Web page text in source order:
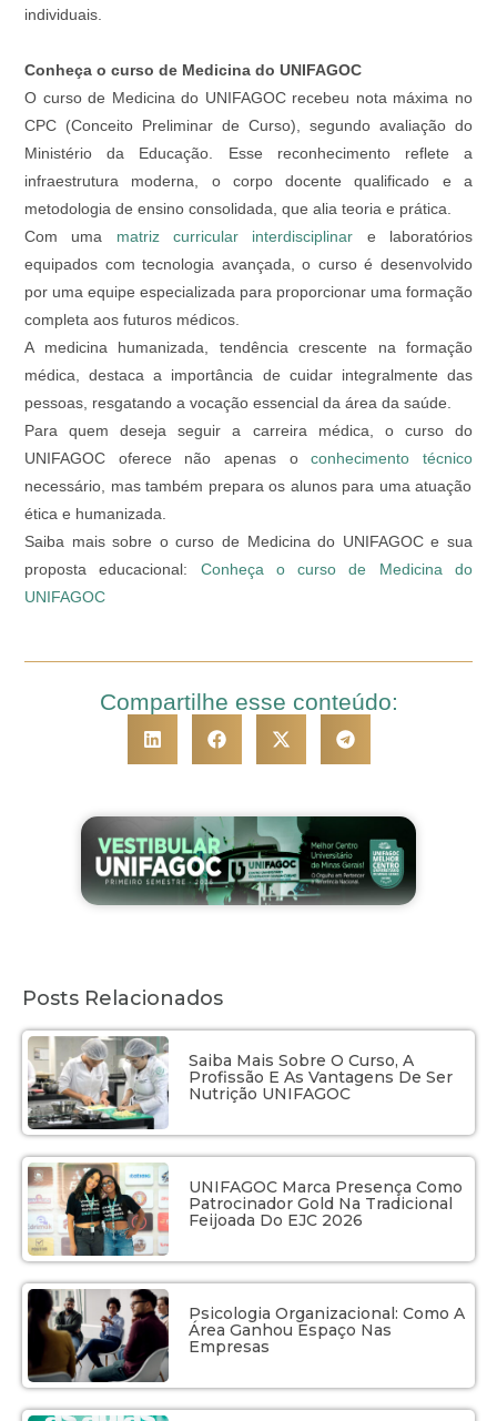
individuais.
Conheça o curso de Medicina do UNIFAGOC
O curso de Medicina do UNIFAGOC recebeu nota máxima no
CPC (Conceito Preliminar de Curso), segundo avaliação do
Ministério da Educação. Esse reconhecimento reflete a
infraestrutura moderna, o corpo docente qualificado e a
metodologia de ensino consolidada, que alia teoria e prática.
Com uma matriz curricular interdisciplinar e laboratórios
equipados com tecnologia avançada, o curso é desenvolvido
por uma equipe especializada para proporcionar uma formação
completa aos futuros médicos.
A medicina humanizada, tendência crescente na formação
médica, destaca a importância de cuidar integralmente das
pessoas, resgatando a vocação essencial da área da saúde.
Para quem deseja seguir a carreira médica, o curso do
UNIFAGOC oferece não apenas oconhecimento técnico
necessário, mas também prepara os alunos para uma atuação
ética e humanizada.
Saiba mais sobre o curso de Medicina do UNIFAGOC e sua
proposta educacional: Conheça o curso de Medicina do
UNIFAGOC
Compartilhe esse conteúdo:
Posts Relacionados
Saiba Mais Sobre O Curso, A
Profissão E As Vantagens De Ser
Nutrição UNIFAGOC
UNIFAGOC Marca Presença Como
Patrocinador Gold Na Tradicional
Feijoada Do EJC 2026
Psicologia Organizacional: Como A
Área Ganhou Espaço Nas
Empresas